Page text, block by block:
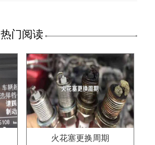
热门阅读
火花塞更换周期